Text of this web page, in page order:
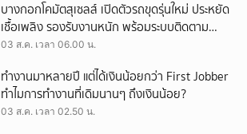
บางกอกโคมัตสุเซลส์ เปิดตัวรถขุดรุ่นใหม่ ประหยัด
เชื้อเพลิง รองรับงานหนัก พร้อมระบบติดตาม
เครื่องจักรผ่านดาวเทียม
03 ส.ค. เวลา 06.00 น.
ทำงานมาหลายปี แต่ได้เงินน้อยกว่า First Jobber
ทำไมการทำงานที่เดิมนานๆ ถึงเงินน้อย?
03 ส.ค. เวลา 02.50 น.